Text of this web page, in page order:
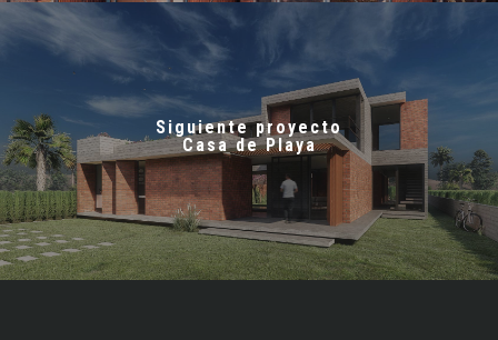
Siguiente proyecto
Casa de Playa